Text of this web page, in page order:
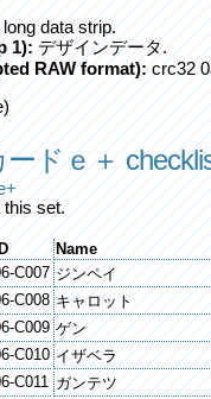
data strip.
1):デザインデータ.
RAW format):crc32
ドｅ＋
set.
Name
C007 ジンペイ
C008 キャロット
C009 ゲン
C010 イザベラ
C011 ガンテツ